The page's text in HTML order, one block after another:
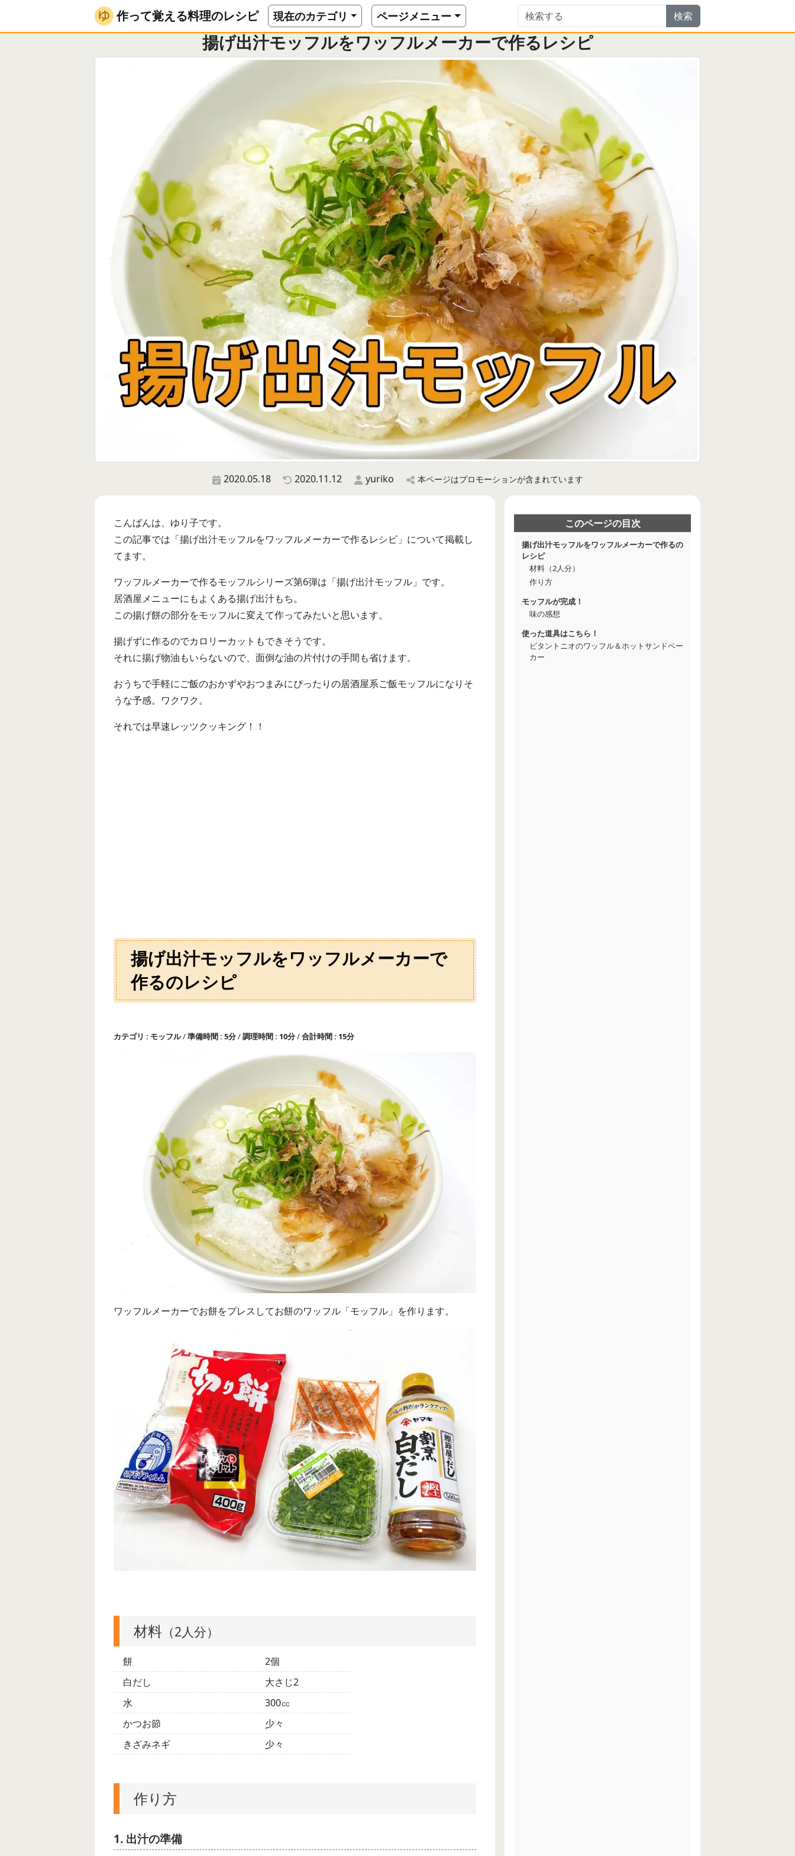
作って覚える料理のレシピ 現在のカテゴリ ページメニュー 検索
作って覚える料理のレシピ ホットサンドメーカーで作るレシピ 揚げ出汁モッフルをワッフルメーカーで作るレシピ
揚げ出汁モッフルをワッフルメーカーで作るレシピ
2020.05.18 2020.11.12 yuriko 本ページはプロモーションが含まれています
このページの目次
揚げ出汁モッフルをワッフルメーカーで作るの
レシピ
材料（2人分）
作り方
モッフルが完成！
味の感想
使った道具はこちら！
ビタントニオのワッフル＆ホットサンドベー
カー
こんばんは、ゆり子です。
この記事では「揚げ出汁モッフルをワッフルメーカーで作るレシピ」について掲載し
てます。
ワッフルメーカーで作るモッフルシリーズ第6弾は「揚げ出汁モッフル」です。
居酒屋メニューにもよくある揚げ出汁もち。
この揚げ餅の部分をモッフルに変えて作ってみたいと思います。
揚げずに作るのでカロリーカットもできそうです。
それに揚げ物油もいらないので、面倒な油の片付けの手間も省けます。
おうちで手軽にご飯のおかずやおつまみにぴったりの居酒屋系ご飯モッフルになりそ
うな予感。ワクワク。
それでは早速レッツクッキング！！
揚げ出汁モッフルをワッフルメーカーで
作るのレシピ
カテゴリ モッフル 準備時間 5分 調理時間 10分 合計時間 15分
ワッフルメーカーでお餅をプレスしてお餅のワッフル「モッフル」を作ります。
材料 （2人分）
餅
2個
白だし
大さじ2
水
300㏄
かつお節
少々
きざみネギ
少々
作り方
1. 出汁の準備